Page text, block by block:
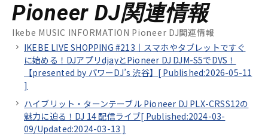
Pioneer DJ関連情報
Ikebe MUSIC INFORMATION Pioneer DJ関連情報
IKEBE LIVE SHOPPING #213｜スマホやタブレットですぐ
に始める！DJアプリdjayとPioneer DJ DJM-S5でDVS！
【presented by パワーDJ’s 渋谷】[ Published:2026-05-11
]
ハイブリット・ターンテーブル Pioneer DJ PLX-CRSS12の
魅力に迫る！DJ 14 配信ライブ[ Published:2024-03-
09/Updated:2024-03-13 ]